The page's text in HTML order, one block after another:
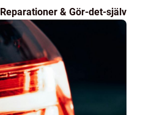
Reparationer & Gör-det-själv